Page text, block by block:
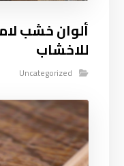
ألوان خشب
للاخشاب
Uncategorized